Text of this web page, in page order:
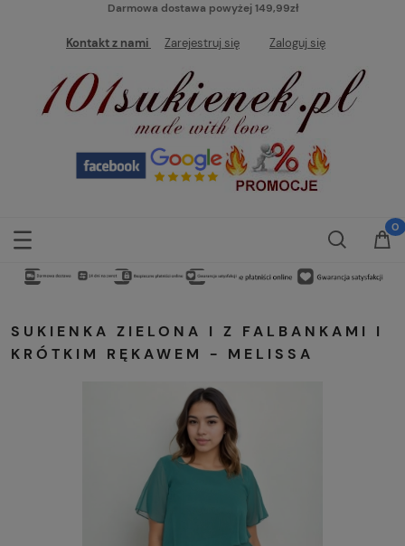
Darmowa dostawa powyżej 149,99zł
Kontakt z nami Zarejestruj się Zaloguj się
SUKIENKA ZIELONA I Z FALBANKAMI I
KRÓTKIM RĘKAWEM - MELISSA